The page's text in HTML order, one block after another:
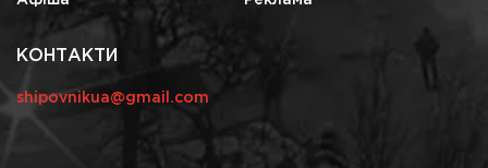
КОНТАКТИ
shipovnikua@gmail.com